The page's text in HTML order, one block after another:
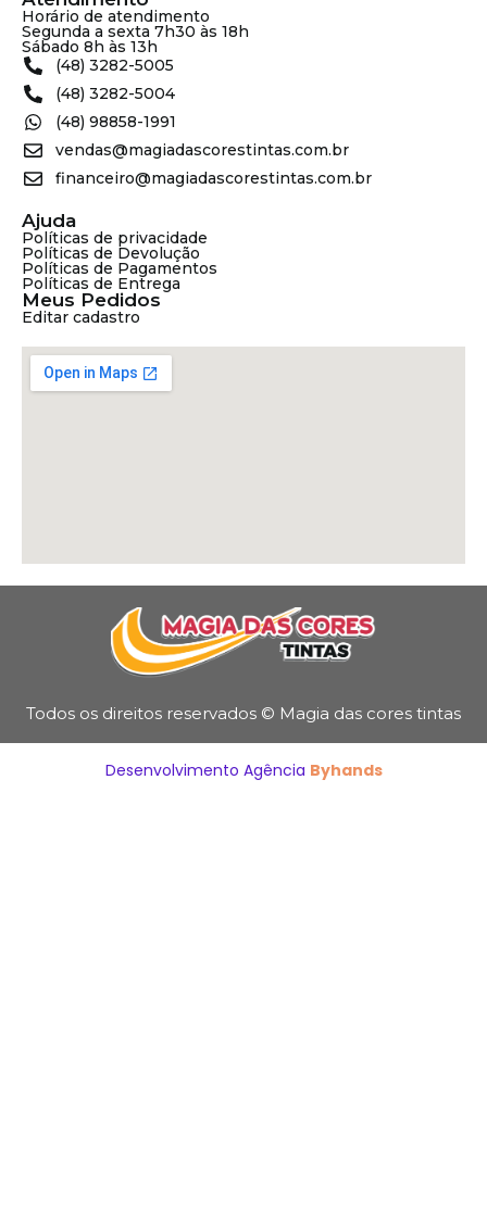
Horário de atendimento
Segunda a sexta 7h30 às 18h
Sábado 8h às 13h
(48) 3282-5005
(48) 3282-5004
(48) 98858-1991
vendas@magiadascorestintas.com.br
financeiro@magiadascorestintas.com.br
Ajuda
Políticas de privacidade
Políticas de Devolução
Políticas de Pagamentos
Políticas de Entrega
Meus Pedidos
Editar cadastro
Todos os direitos reservados © Magia das cores tintas
Desenvolvimento Agência Byhands